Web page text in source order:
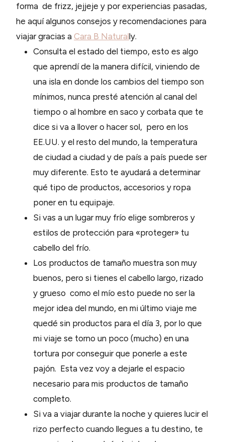
forma de frizz, jejjeje y por experiencias pasadas,
he aquí algunos consejos y recomendaciones para
viajar gracias a Cara B Naturally.
Consulta el estado del tiempo, esto es algo
que aprendí de la manera difícil, viniendo de
una isla en donde los cambios del tiempo son
mínimos, nunca presté atención al canal del
tiempo o al hombre en saco y corbata que te
dice si va a llover o hacer sol, pero en los
EE.UU. y el resto del mundo, la temperatura
de ciudad a ciudad y de país a país puede ser
muy diferente. Esto te ayudará a determinar
qué tipo de productos, accesorios y ropa
poner en tu equipaje.
Si vas a un lugar muy frío elige sombreros y
estilos de protección para «proteger» tu
cabello del frío.
Los productos de tamaño muestra son muy
buenos, pero si tienes el cabello largo, rizado
y grueso como el mío esto puede no ser la
mejor idea del mundo, en mi último viaje me
quedé sin productos para el día 3, por lo que
mi viaje se torno un poco (mucho) en una
tortura por conseguir que ponerle a este
pajón. Esta vez voy a dejarle el espacio
necesario para mis productos de tamaño
completo.
Si va a viajar durante la noche y quieres lucir el
rizo perfecto cuando llegues a tu destino, te